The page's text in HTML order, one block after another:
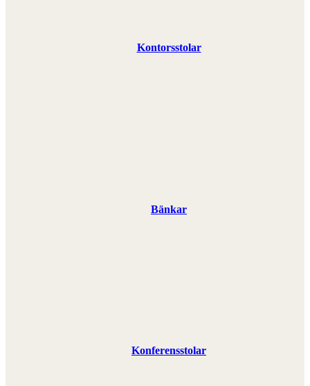
Kontorsstolar
Bänkar
Konferensstolar